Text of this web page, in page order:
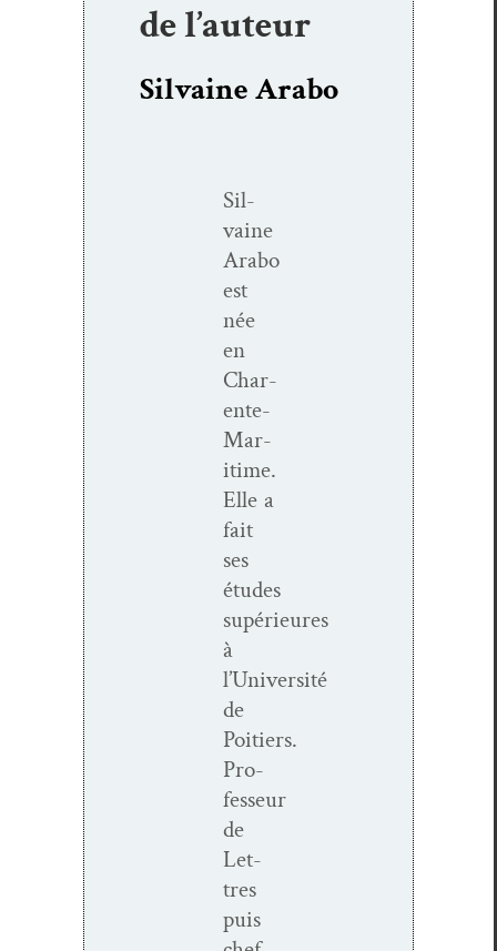
de l’auteur
Silvaine Arabo
Sil­
vaine
Arabo
est
née
en
Char­
ente-
Mar­
itime.
Elle a
fait
ses
études
supérieures
à
l’Université
de
Poitiers.
Pro­
fesseur
de
Let­
tres
puis